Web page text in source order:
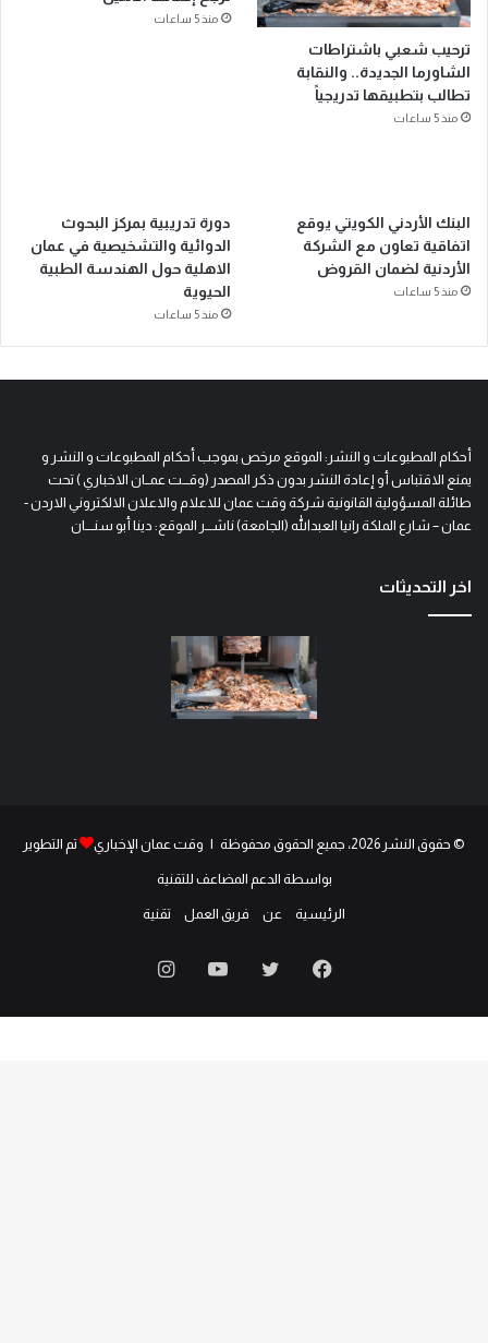
ترحيب شعبي باشتراطات
الشاورما الجديدة.. والنقابة
تطالب بتطبيقها تدريجياً
منذ 5 ساعات
منذ 5 ساعات
البنك الأردني الكويتي يوقع
اتفاقية تعاون مع الشركة
الأردنية لضمان القروض
منذ 5 ساعات
دورة تدريبية بمركز البحوث
الدوائية والتشخيصية في عمان
الاهلية حول الهندسة الطبية
الحيوية
منذ 5 ساعات
أحكام المطبوعات و النشر: الموقع مرخص بموجب أحكام المطبوعات و النشر و
يمنع الاقتباس أو إعادة النشر بدون ذكر المصدر (وقـــت عمــان الاخباري ) تحت
طائلة المسؤولية القانونية شركة وقت عمان للاعلام والاعلان الالكتروني الاردن -
عمان – شارع الملكة رانيا العبدالله (الجامعة) ناشـــر الموقع: دينا أبو سنــــان
اخر التحديثات
© حقوق النشر 2026، جميع الحقوق محفوظة | وقت عمان الإخباري تم التطوير
بواسطة الدعم المضاعف للتقنية
الرئيسية عن فريق العمل تقنية